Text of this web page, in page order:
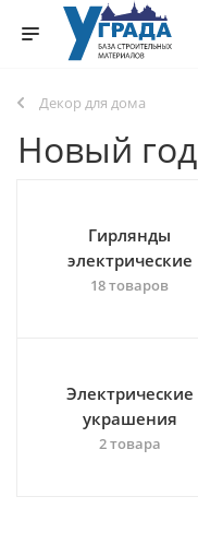
Декор для дома
Новый год
Гирлянды
электрические
18 товаров
Электрические
украшения
2 товара